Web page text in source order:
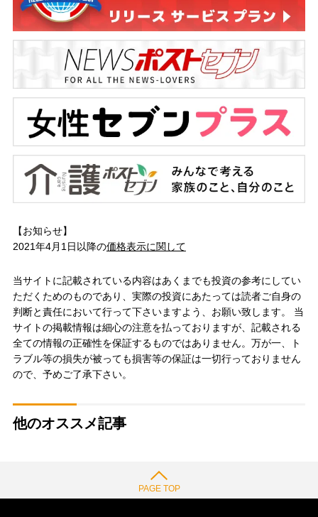
【お知らせ】
2021年4月1日以降の価格表示に関して
当サイトに記載されている内容はあくまでも投資の参考にしてい
ただくためのものであり、実際の投資にあたっては読者ご自身の
判断と責任において行って下さいますよう、お願い致します。 当
サイトの掲載情報は細心の注意を払っておりますが、記載される
全ての情報の正確性を保証するものではありません。万が一、ト
ラブル等の損失が被っても損害等の保証は一切行っておりません
ので、予めご了承下さい。
他のオススメ記事
PAGE TOP